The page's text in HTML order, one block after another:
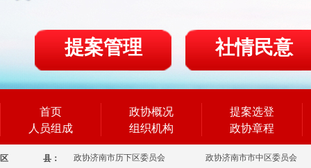
提案管理 社情民意
首页
人员组成
政协概况
组织机构
提案选登
政协章程
区 县： 政协济南市历下区委员会
政协济南市市中区委员会